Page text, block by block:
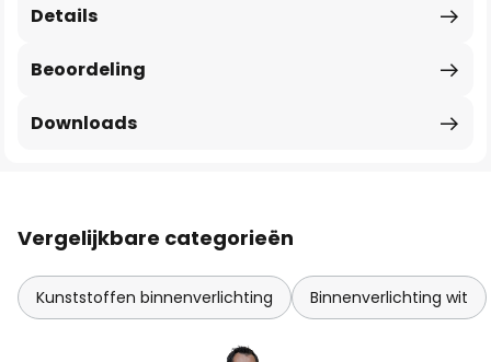
Details
Beoordeling
Downloads
Vergelijkbare categorieën
Kunststoffen binnenverlichting Binnenverlichting wit